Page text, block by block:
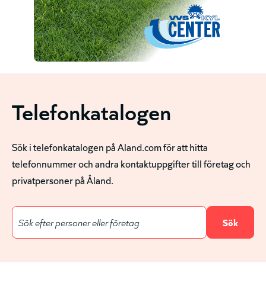
Telefonkatalogen
Sök i telefonkatalogen på Aland.com för att hitta
telefonnummer och andra kontaktuppgifter till företag och
privatpersoner på Åland.